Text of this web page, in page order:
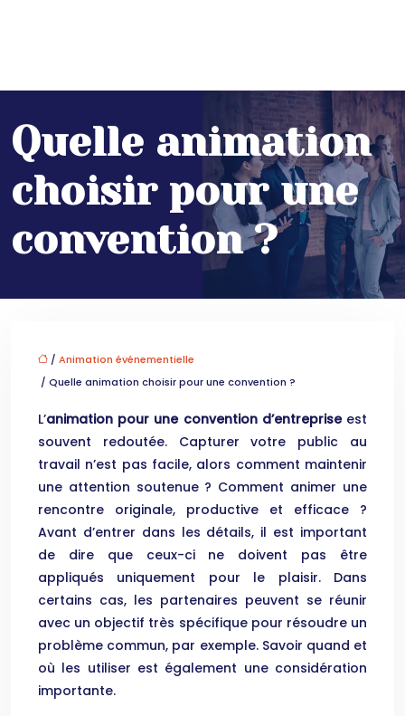
Quelle animation
choisir pour une
convention ?
/ Animation événementielle
/ Quelle animation choisir pour une convention ?
L’animation pour une convention d’entrepriseest
souvent redoutée. Capturer votre public au
travail n’est pas facile, alors comment maintenir
une attention soutenue ? Comment animer une
rencontre originale, productive et efficace ?
Avant d’entrer dans les détails, il est important
de dire que ceux-ci ne doivent pas être
appliqués uniquement pour le plaisir. Dans
certains cas, les partenaires peuvent se réunir
avec un objectif très spécifique pour résoudre un
problème commun, par exemple. Savoir quand et
où les utiliser est également une considération
importante.